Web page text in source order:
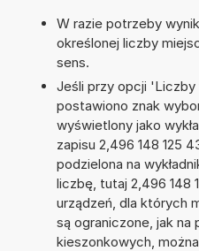
W razie potrzeby
określonej liczby
sens.
Jeśli przy opcji 'Liczby
postawiono znak
wyświetlony jako
zapisu 2,496 148 125
podzielona na
liczbę, tutaj 2,496 148
urządzeń, dla których
są ograniczone, jak na
kieszonkowych,